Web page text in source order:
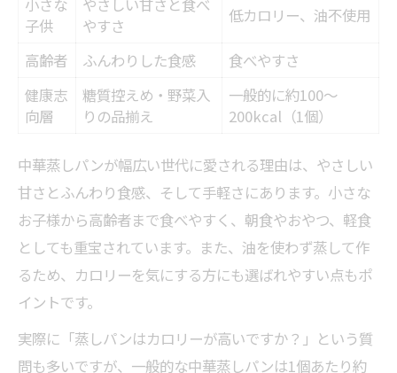
小さな
子供
やさしい甘さと食べ
やすさ
低カロリー、油不使用
高齢者 ふんわりした食感
食べやすさ
健康志
向層
糖質控えめ・野菜入
りの品揃え
一般的に約100～
200kcal（1個）
中華蒸しパンが幅広い世代に愛される理由は、やさしい
甘さとふんわり食感、そして手軽さにあります。小さな
お子様から高齢者まで食べやすく、朝食やおやつ、軽食
としても重宝されています。また、油を使わず蒸して作
るため、カロリーを気にする方にも選ばれやすい点もポ
イントです。
実際に「蒸しパンはカロリーが高いですか？」という質
問も多いですが、一般的な中華蒸しパンは1個あたり約